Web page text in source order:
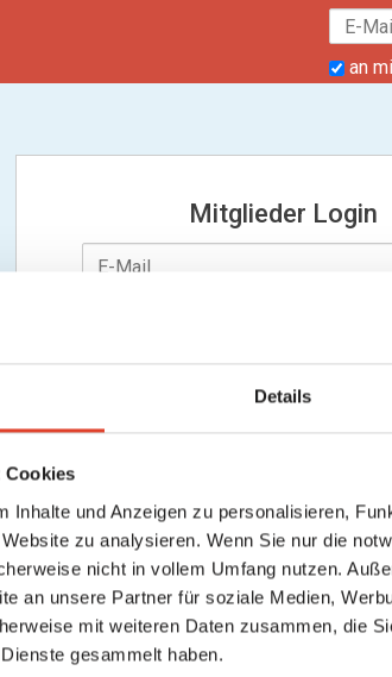
Details
Cookies
Inhalte und Anzeigen zu personalisieren,
zu analysieren. Wenn Sie nur die
nicht in vollem Umfang nutzen.
an unsere Partner für soziale Medien,
mit weiteren Daten zusammen, die
gesammelt haben.
an
Mitglieder Login
an mich erinnern Passwort
Hilfe / FAQ Datenschutz Cookies
Copyright © 2026 FragNebenan. Alle Rechte